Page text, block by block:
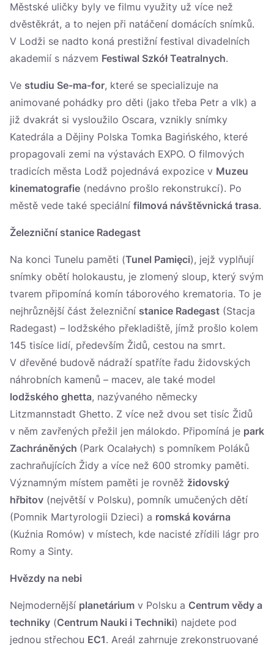
Městské uličky byly ve filmu využity už více než
dvěstěkrát, a to nejen při natáčení domácích snímků.
V Lodži se nadto koná prestižní festival divadelních
akademií s názvem Festiwal Szkół Teatralnych.
Ve studiu Se-ma-for, které se specializuje na
animované pohádky pro děti (jako třeba Petr a vlk) a
již dvakrát si vysloužilo Oscara, vznikly snímky
Katedrála a Dějiny Polska Tomka Bagińského, které
propagovali zemi na výstavách EXPO. O filmových
tradicích města Lodž pojednává expozice v Muzeu
kinematografie (nedávno prošlo rekonstrukcí). Po
městě vede také speciální filmová návštěvnická trasa.
Železniční stanice Radegast
Na konci Tunelu paměti (Tunel Pamięci), jejž vyplňují
snímky obětí holokaustu, je zlomený sloup, který svým
tvarem připomíná komín táborového krematoria. To je
nejhrůznější část železniční stanice Radegast (Stacja
Radegast) – lodžského překladiště, jímž prošlo kolem
145 tisíce lidí, především Židů, cestou na smrt.
V dřevěné budově nádraží spatříte řadu židovských
náhrobních kamenů – macev, ale také model
lodžského ghetta, nazývaného německy
Litzmannstadt Ghetto. Z více než dvou set tisíc Židů
v něm zavřených přežil jen málokdo. Připomíná je park
Zachráněných (Park Ocalałych) s pomníkem Poláků
zachraňujících Židy a více než 600 stromky paměti.
Významným místem paměti je rovněž židovský
hřbitov (největší v Polsku), pomník umučených dětí
(Pomnik Martyrologii Dzieci) a romská kovárna
(Kuźnia Romów) v místech, kde nacisté zřídili lágr pro
Romy a Sinty.
Hvězdy na nebi
Nejmodernější planetárium v Polsku a Centrum vědy a
techniky (Centrum Nauki i Techniki) najdete pod
jednou střechou EC1. Areál zahrnuje zrekonstruované